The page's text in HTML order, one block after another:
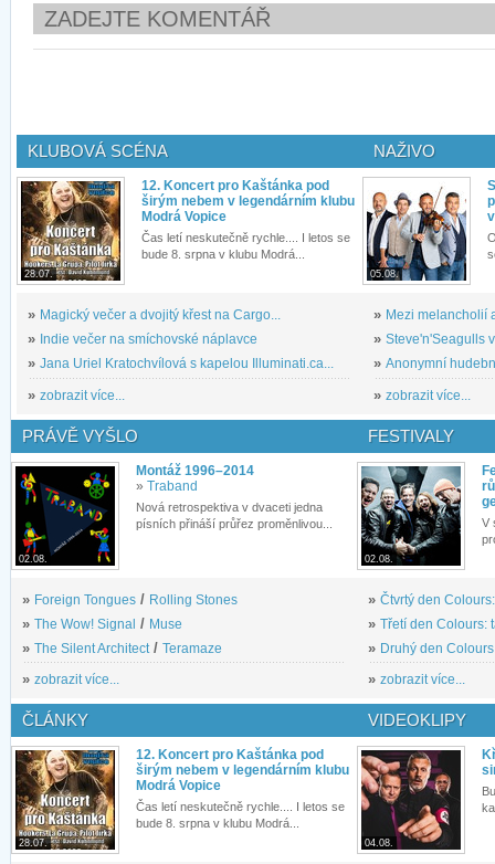
ZADEJTE KOMENTÁŘ
KLUBOVÁ SCÉNA
28.07.
12. Koncert pro Kaštánka pod
širým nebem v legendárním klubu
Modrá Vopice
Čas letí neskutečně rychle.... I letos se
bude 8. srpna v klubu Modrá...
» Magický večer a dvojitý křest na Cargo...
» Indie večer na smíchovské náplavce
» Jana Uriel Kratochvílová s kapelou Illuminati.ca...
» zobrazit více...
NAŽIVO
05.08.
» Mezi melancholií
» Steve'n'Seagulls
» Anonymní
» zobrazit více...
PRÁVĚ VYŠLO
02.08.
Montáž 1996–2014
» Traband
Nová retrospektiva v dvaceti jedna
písních přináší průřez proměnlivou...
» Foreign Tongues / Rolling Stones
» The Wow! Signal / Muse
» The Silent Architect / Teramaze
» zobrazit více...
FESTIVALY
02.08.
V
» Čtvrtý den
» Třetí den Colours:
» Druhý den
» zobrazit více...
ČLÁNKY
28.07.
12. Koncert pro Kaštánka pod
širým nebem v legendárním klubu
Modrá Vopice
Čas letí neskutečně rychle.... I letos se
bude 8. srpna v klubu Modrá...
VIDEOKLIPY
04.08.